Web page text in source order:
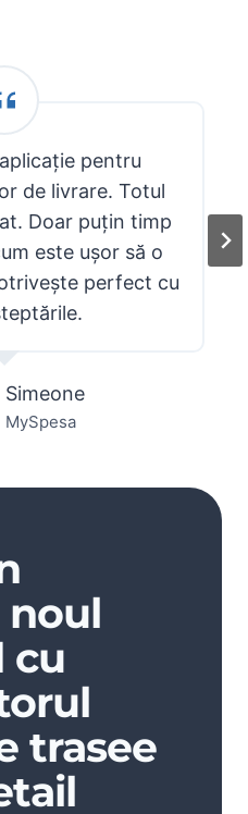
pentru
de livrare. Totul
Doar puțin timp
este ușor să o
perfect cu
Simeone
MySpesa
cu
trasee